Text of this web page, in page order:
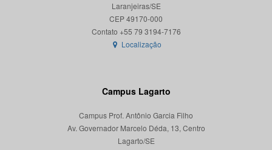
Laranjeiras/SE
CEP 49170-000
Localização
Campus Lagarto
Campus Prof. Antônio Garcia Filho
Av. Governador Marcelo Déda, 13, Centro
Lagarto/SE